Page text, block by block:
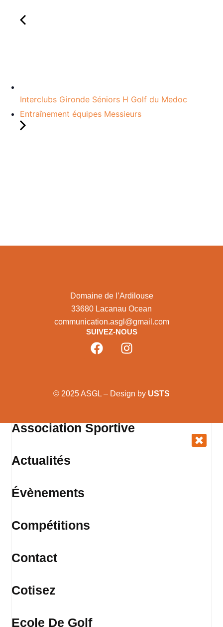
Interclubs Gironde Séniors H Golf du Medoc
Entraînement équipes Messieurs
Domaine de l’Ardilouse
33680 Lacanau Ocean
communication.asgl@gmail.com
SUIVEZ-NOUS
© 2025 ASGL – Design by USTS
Association Sportive
Actualités
Évènements
Compétitions
Contact
Cotisez
Ecole De Golf